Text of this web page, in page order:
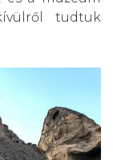
tudtuk